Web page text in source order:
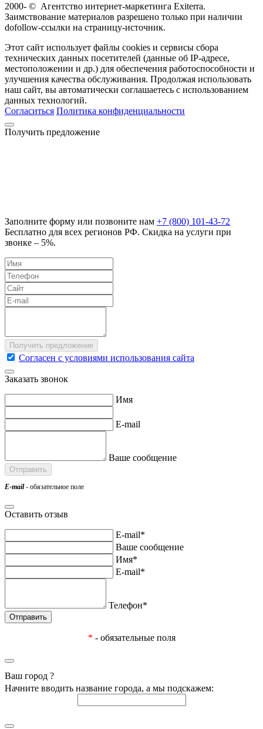
2000- © Агентство интернет-маркетинга Exiterra.
Заимствование материалов разрешено только при наличии
dofollow-ссылки на страницу-источник.
Этот сайт использует файлы cookies и сервисы сбора
технических данных посетителей (данные об IP-адресе,
местоположении и др.) для обеспечения работоспособности и
улучшения качества обслуживания. Продолжая использовать
наш сайт, вы автоматически соглашаетесь с использованием
данных технологий.
Согласиться Политика конфиденциальности
Получить предложение
Заполните форму или позвоните нам +7 (800) 101-43-72
Бесплатно для всех регионов РФ. Скидка на услуги при
звонке – 5%.
Согласен с условиями использования сайта
Заказать звонок
Имя
E-mail
Ваше сообщение
E-mail- обязательное поле
Оставить отзыв
E-mail*
Ваше сообщение
Имя*
E-mail*
Телефон*
* - обязательные поля
Ваш город ?
Начните вводить название города, а мы подскажем: